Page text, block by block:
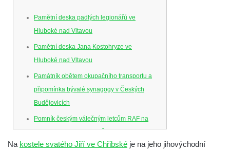
Pamětní deska padlých legionářů ve
Hluboké nad Vltavou
Pamětní deska Jana Kostohryze ve
Hluboké nad Vltavou
Památník obětem okupačního transportu a
připomínka bývalé synagogy v Českých
Budějovicích
Pomník českým válečným letcům RAF na
Senovážném náměstí v Českých
Budějovicích
Na kostele svatého Jiří ve Chřibské je na jeho jihovýchodní